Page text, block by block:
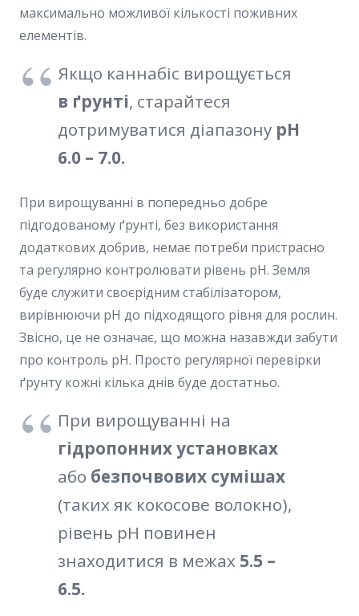
максимально можливої кількості поживних
елементів.
Якщо каннабіс вирощується
в ґрунті, старайтеся
дотримуватися діапазону pH
6.0 – 7.0.
При вирощуванні в попередньо добре
підгодованому ґрунті, без використання
додаткових добрив, немає потреби пристрасно
та регулярно контролювати рівень pH. Земля
буде служити своєрідним стабілізатором,
вирівнюючи pH до підходящого рівня для рослин.
Звісно, це не означає, що можна назавжди забути
про контроль pH. Просто регулярної перевірки
ґрунту кожні кілька днів буде достатньо.
При вирощуванні на
гідропонних установках
або безпочвових сумішах
(таких як кокосове волокно),
рівень pH повинен
знаходитися в межах 5.5 –
6.5.